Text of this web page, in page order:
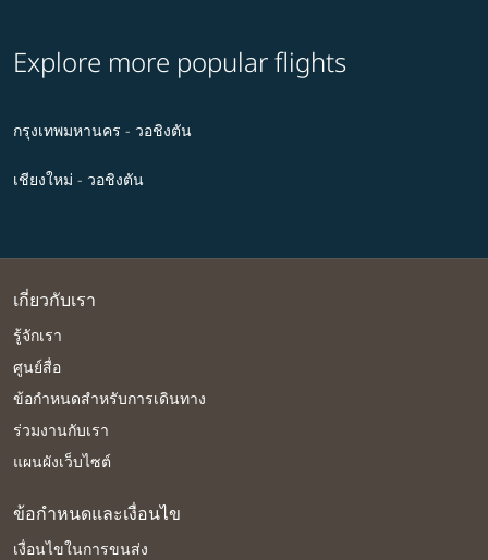
Explore more popular flights
กรุงเทพมหานคร - วอชิงตัน
เชียงใหม่ - วอชิงตัน
เกี่ยวกับเรา
รู้จักเรา
ศูนย์สื่อ
ข้อกำหนดสำหรับการเดินทาง
ร่วมงานกับเรา
แผนผังเว็บไซต์
ข้อกำหนดและเงื่อนไข
เงื่อนไขในการขนส่ง